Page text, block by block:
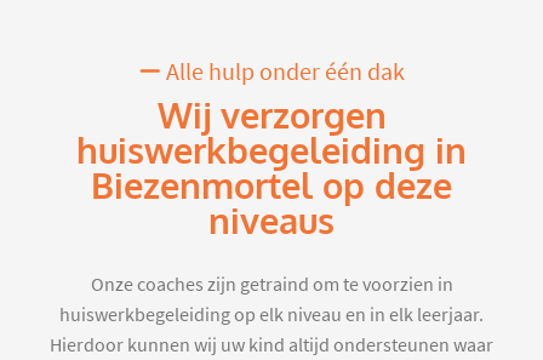
Alle hulp onder één dak
Wij verzorgen
huiswerkbegeleiding in
Biezenmortel op deze
niveaus
Onze coaches zijn getraind om te voorzien in
huiswerkbegeleiding op elk niveau en in elk leerjaar.
Hierdoor kunnen wij uw kind altijd ondersteunen waar